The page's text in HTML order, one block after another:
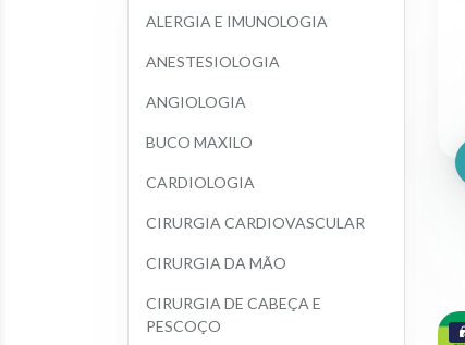
ALERGIA E IMUNOLOGIA
ANESTESIOLOGIA
ANGIOLOGIA
BUCO MAXILO
CARDIOLOGIA
CIRURGIA CARDIOVASCULAR
CIRURGIA DA MÃO
CIRURGIA DE CABEÇA E
PESCOÇO